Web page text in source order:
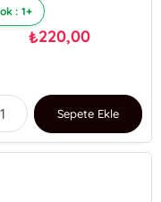
: 1+
₺220,00
Sepete Ekle